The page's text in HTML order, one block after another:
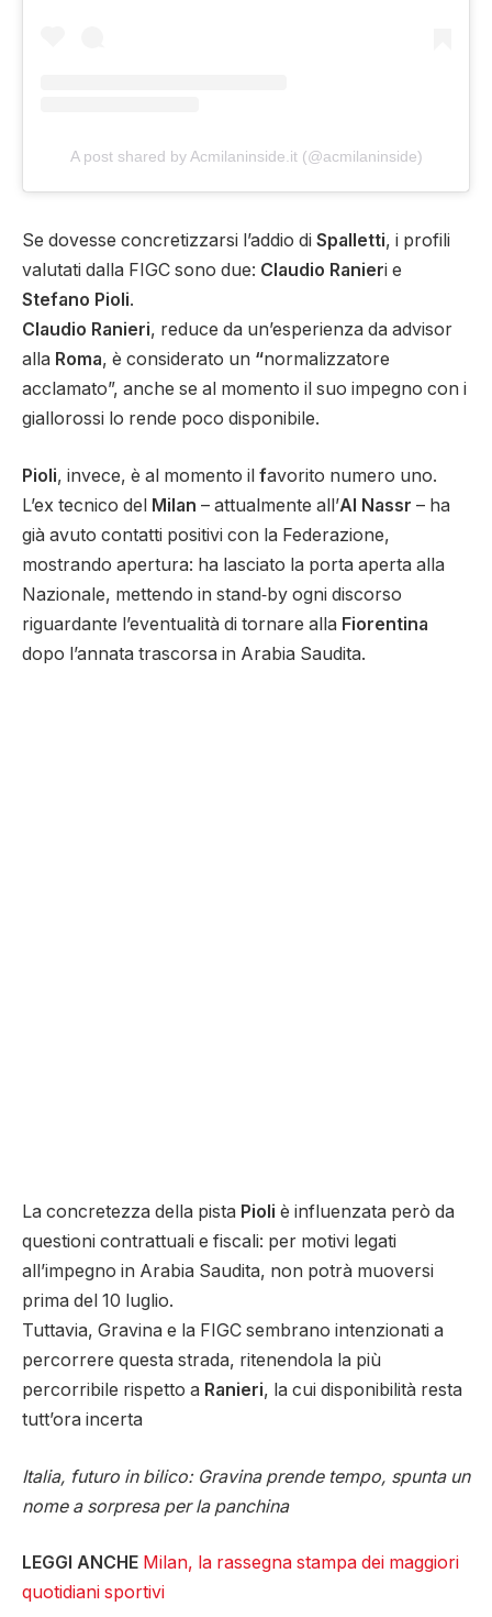
A post shared by Acmilaninside.it (@acmilaninside)
Se dovesse concretizzarsi l’addio di Spalletti, i profili
valutati dalla FIGC sono due: Claudio Ranieri e
Stefano Pioli.
Claudio Ranieri, reduce da un’esperienza da advisor
alla Roma, è considerato un “normalizzatore
acclamato”, anche se al momento il suo impegno con i
giallorossi lo rende poco disponibile.
Pioli, invece, è al momento il favorito numero uno.
L’ex tecnico del Milan – attualmente all’Al Nassr – ha
già avuto contatti positivi con la Federazione,
mostrando apertura: ha lasciato la porta aperta alla
Nazionale, mettendo in stand‑by ogni discorso
riguardante l’eventualità di tornare alla Fiorentina
dopo l’annata trascorsa in Arabia Saudita.
La concretezza della pista Pioli è influenzata però da
questioni contrattuali e fiscali: per motivi legati
all’impegno in Arabia Saudita, non potrà muoversi
prima del 10 luglio.
Tuttavia, Gravina e la FIGC sembrano intenzionati a
percorrere questa strada, ritenendola la più
percorribile rispetto a Ranieri, la cui disponibilità resta
tutt’ora incerta
Italia, futuro in bilico: Gravina prende tempo, spunta un
nome a sorpresa per la panchina
LEGGI ANCHE Milan, la rassegna stampa dei maggiori
quotidiani sportivi